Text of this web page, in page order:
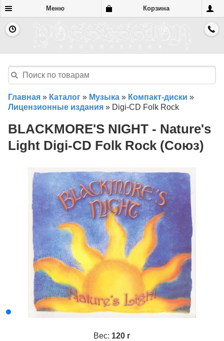
Меню Корзина
Главная » Каталог » Музыка » Компакт-диски »
Лицензионные издания » Digi-CD Folk Rock
BLACKMORE'S NIGHT - Nature's
Light Digi-CD Folk Rock (Союз)
Вес: 120 г